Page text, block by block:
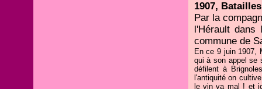
1907,
Par la
l'Hérault dans
commune de
En ce 9 juin 1907,
qui à son appel se
défilent à
l'antiquité on
le vin va mal ! et